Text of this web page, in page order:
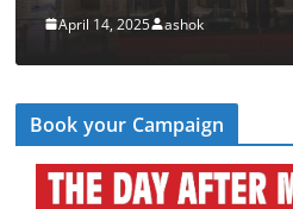
April 14, 2025
Book your Campaign